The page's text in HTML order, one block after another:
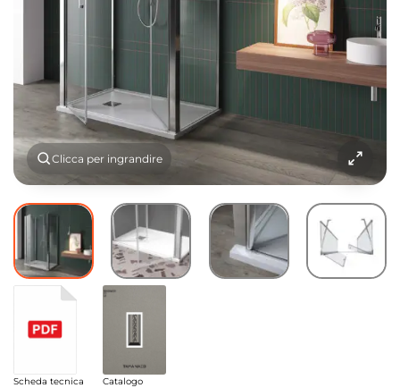
Clicca per ingrandire
Scheda tecnica Catalogo